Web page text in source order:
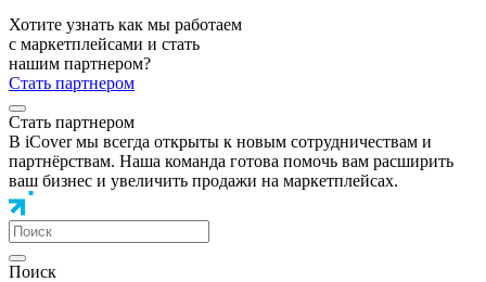
Хотите узнать как мы работаем
с маркетплейсами и стать
нашим партнером?
Стать партнером
Стать партнером
В iCover мы всегда открыты к новым сотрудничествам и
партнёрствам. Наша команда готова помочь вам расширить
ваш бизнес и увеличить продажи на маркетплейсах.
Поиск